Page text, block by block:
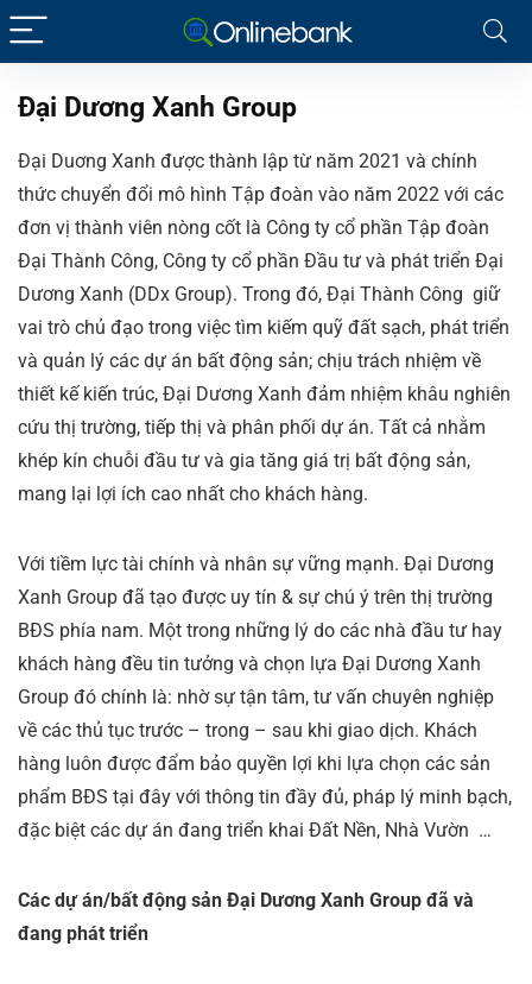
Đại Dương Xanh Group
Đại Duơng Xanh được thành lập từ năm 2021 và chính
thức chuyển đổi mô hình Tập đoàn vào năm 2022 với các
đơn vị thành viên nòng cốt là Công ty cổ phần Tập đoàn
Đại Thành Công, Công ty cổ phần Đầu tư và phát triển Đại
Dương Xanh (DDx Group). Trong đó, Đại Thành Công giữ
vai trò chủ đạo trong việc tìm kiếm quỹ đất sạch, phát triển
và quản lý các dự án bất động sản; chịu trách nhiệm về
thiết kế kiến trúc, Đại Dương Xanh đảm nhiệm khâu nghiên
cứu thị trường, tiếp thị và phân phối dự án. Tất cả nhằm
khép kín chuỗi đầu tư và gia tăng giá trị bất động sản,
mang lại lợi ích cao nhất cho khách hàng.
Với tiềm lực tài chính và nhân sự vững mạnh. Đại Dương
Xanh Group đã tạo được uy tín & sự chú ý trên thị trường
BĐS phía nam. Một trong những lý do các nhà đầu tư hay
khách hàng đều tin tưởng và chọn lựa Đại Dương Xanh
Group đó chính là: nhờ sự tận tâm, tư vấn chuyên nghiệp
về các thủ tục trước – trong – sau khi giao dịch. Khách
hàng luôn được đẩm bảo quyền lợi khi lựa chọn các sản
phẩm BĐS tại đây với thông tin đầy đủ, pháp lý minh bạch,
đặc biệt các dự án đang triển khai Đất Nền, Nhà Vườn …
Các dự án/bất động sản Đại Dương Xanh Group đã và
đang phát triển